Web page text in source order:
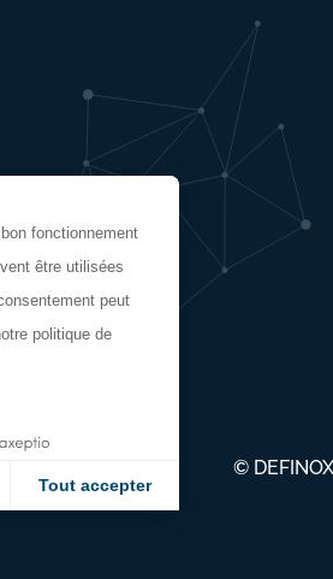
©
fonctionnement
être utilisées
peut
politique de
Tout accepter
et de gérer vos paramètres de